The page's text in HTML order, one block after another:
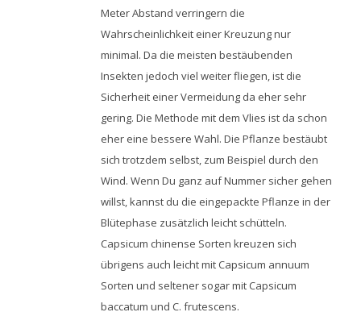
Meter Abstand verringern die
Wahrscheinlichkeit einer Kreuzung nur
minimal. Da die meisten bestäubenden
Insekten jedoch viel weiter fliegen, ist die
Sicherheit einer Vermeidung da eher sehr
gering. Die Methode mit dem Vlies ist da schon
eher eine bessere Wahl. Die Pflanze bestäubt
sich trotzdem selbst, zum Beispiel durch den
Wind. Wenn Du ganz auf Nummer sicher gehen
willst, kannst du die eingepackte Pflanze in der
Blütephase zusätzlich leicht schütteln.
Capsicum chinense Sorten kreuzen sich
übrigens auch leicht mit Capsicum annuum
Sorten und seltener sogar mit Capsicum
baccatum und C. frutescens.